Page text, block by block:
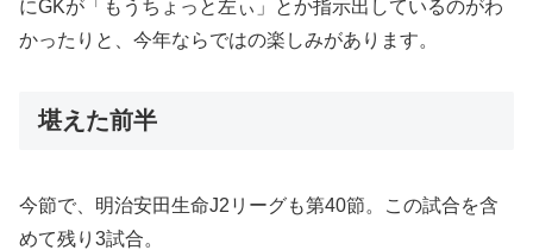
にGKが「もうちょっと左ぃ」とか指示出しているのがわ
かったりと、今年ならではの楽しみがあります。
堪えた前半
今節で、明治安田生命J2リーグも第40節。この試合を含
めて残り3試合。